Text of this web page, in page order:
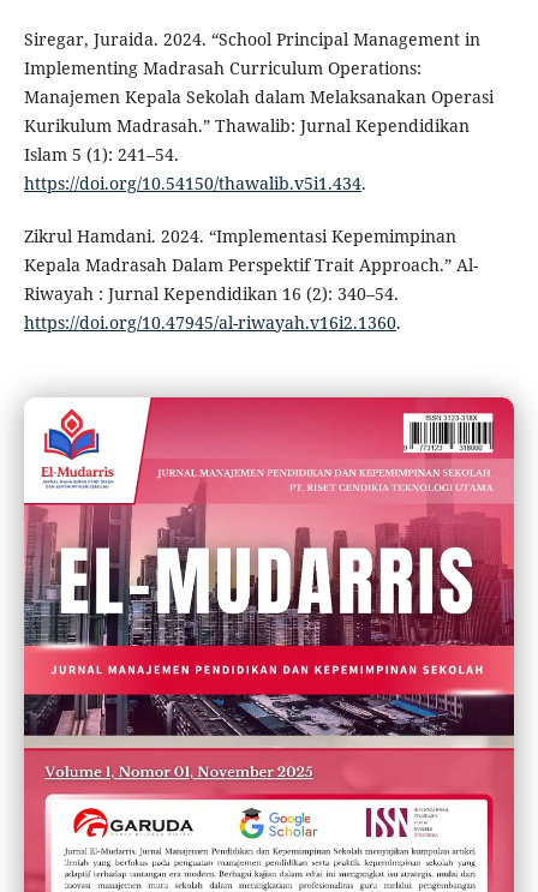
Siregar, Juraida. 2024. “School Principal Management in
Implementing Madrasah Curriculum Operations:
Manajemen Kepala Sekolah dalam Melaksanakan Operasi
Kurikulum Madrasah.” Thawalib: Jurnal Kependidikan
Islam 5 (1): 241–54.
https://doi.org/10.54150/thawalib.v5i1.434.
Zikrul Hamdani. 2024. “Implementasi Kepemimpinan
Kepala Madrasah Dalam Perspektif Trait Approach.” Al-
Riwayah : Jurnal Kependidikan 16 (2): 340–54.
https://doi.org/10.47945/al-riwayah.v16i2.1360.